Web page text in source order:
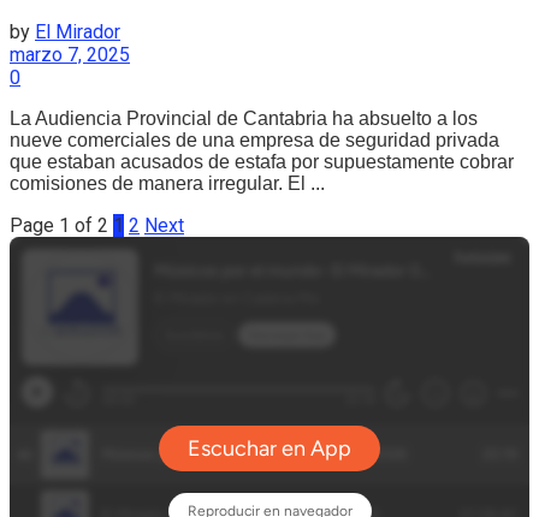
by El Mirador
marzo 7, 2025
0
La Audiencia Provincial de Cantabria ha absuelto a los
nueve comerciales de una empresa de seguridad privada
que estaban acusados de estafa por supuestamente cobrar
comisiones de manera irregular. El ...
Page 1 of 2 1 2 Next